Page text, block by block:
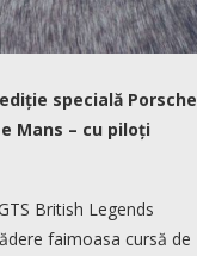
specială Porsche
Mans – cu piloți
British Legends
faimoasa cursă de